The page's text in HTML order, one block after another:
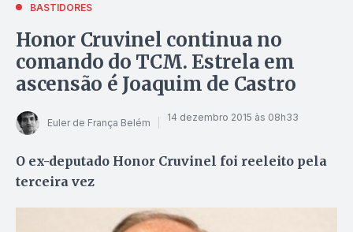
BASTIDORES
Honor Cruvinel continua no
comando do TCM. Estrela em
ascensão é Joaquim de Castro
Euler de França Belém 14 dezembro 2015 às 08h33
O ex-deputado Honor Cruvinel foi reeleito pela
terceira vez